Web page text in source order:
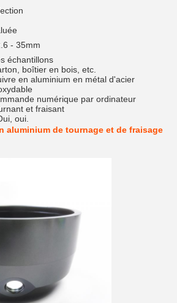
- 35mm
échantillons
boîtier en bois, etc.
en aluminium en métal d'acier
numérique par ordinateur
et fraisant
oui.
aluminium de tournage et de fraisage